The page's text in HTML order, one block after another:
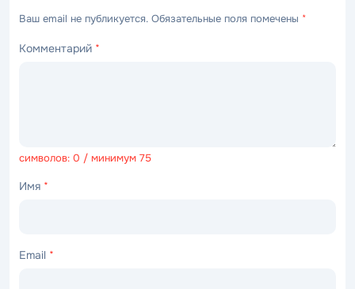
Ваш email не публикуется. Обязательные поля помечены *
Комментарий *
символов: 0 / минимум 75
Имя *
Email *